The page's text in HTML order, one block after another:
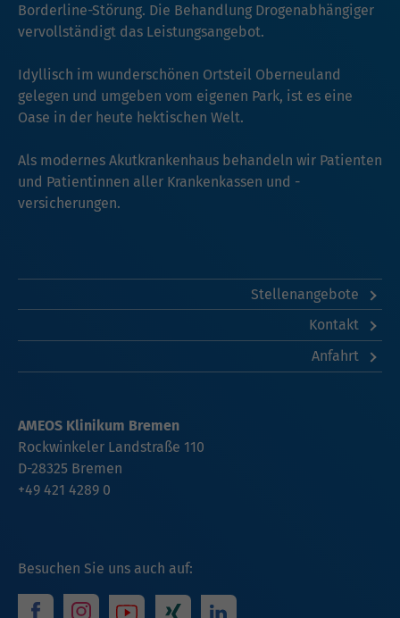
Borderline-Störung. Die Behandlung Drogenabhängiger
vervollständigt das Leistungsangebot.
Idyllisch im wunderschönen Ortsteil Oberneuland
gelegen und umgeben vom eigenen Park, ist es eine
Oase in der heute hektischen Welt.
Als modernes Akutkrankenhaus behandeln wir Patienten
und Patientinnen aller Krankenkassen und -
versicherungen.
Stellenangebote
Kontakt
Anfahrt
Besuchen Sie uns auch auf:
AMEOS Klinikum Bremen
Rockwinkeler Landstraße 110
D-28325 Bremen
+49 421 4289 0